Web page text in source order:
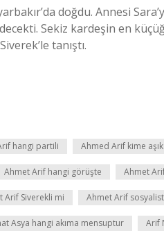
doğdu. Annesi
Sekiz kardeşin en
tanıştı.
hangi partili Ahmed Arif kime
Ahmet Arif hangi görüşte Ahmet
Arif Siverekli mi Ahmet Arif
Asya hangi akıma mensuptur Arif